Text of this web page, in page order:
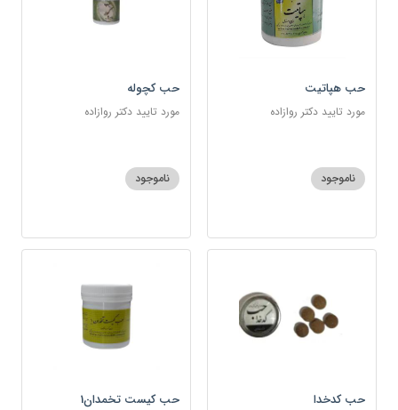
حب هپاتیت
مورد تایید دکتر روازاده
ناموجود
حب کچوله
مورد تایید دکتر روازاده
ناموجود
حب کدخدا حب کیست تخمدان1